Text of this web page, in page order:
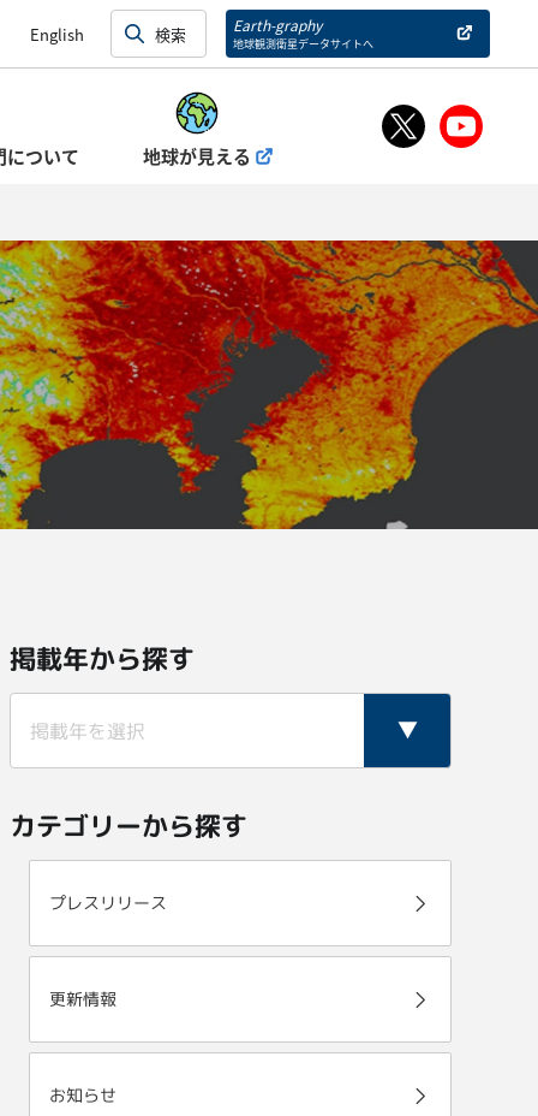
English Earth-graphy
地球観測衛星データサイトへ
について 地球が見える
掲載年から探す
カテゴリーから探す
プレスリリース
更新情報
お知らせ